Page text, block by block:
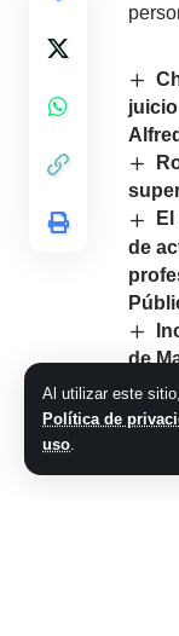
Al utilizar este
Política de
uso.
de
de
una